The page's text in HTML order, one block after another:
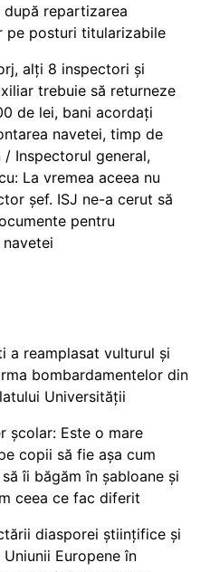
repartizarea
pe posturi titularizabile
alți 8 inspectori și
trebuie să returneze
de lei, bani acordați
navetei, timp de
/ Inspectorul general,
La vremea aceea nu
șef. ISJ ne-a cerut să
pentru
a reamplasat vulturul și
bombardamentelor din
Universității
școlar: Este o mare
copii să fie așa cum
îi băgăm în șabloane și
ceea ce fac diferit
diasporei științifice și
Europene în